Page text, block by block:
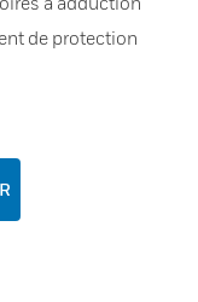
de protection